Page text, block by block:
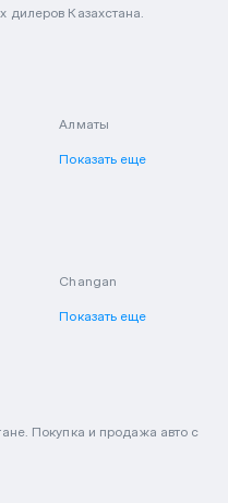
дилеров Казахстана.
Алматы
Показать еще
Changan
Показать еще
Покупка и продажа авто с